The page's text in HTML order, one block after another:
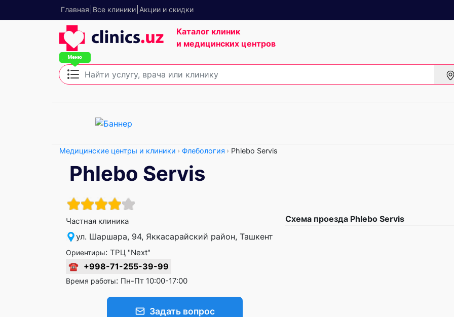
Главная Все клиники Акции и скидки
Каталог клиник
и медицинских центров
Медицинские центры и клиники Флебология Phlebo Servis
Phlebo Servis
Частная клиника
ул. Шаршара, 94, Яккасарайский район, Ташкент
Ориентиры: ТРЦ "Next"
☎ +998-71-255-39-99
Время работы: Пн-Пт 10:00-17:00
Задать вопрос
Схема проезда Phlebo Servis